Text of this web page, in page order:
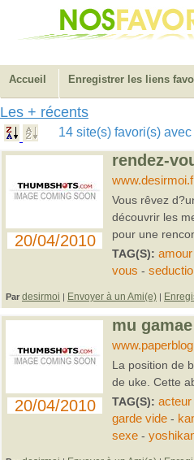
Accueil Enregistrer les liens
Les + récents
14 site(s) favori(s)
20/04/2010
rendez-
Vous rêvez
découvrir les
pour une
TAG(S): amour
vous -
Par desirmoi | Envoyer à un Ami(e) |
20/04/2010
mu
La position de
de uke. Cette
TAG(S): acteur
garde vide-
sexe-